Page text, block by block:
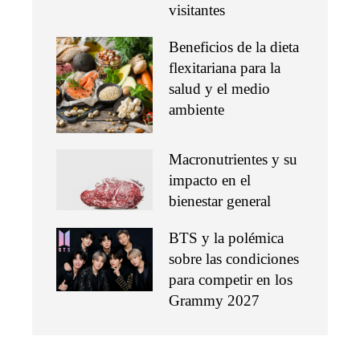
visitantes
Beneficios de la dieta
flexitariana para la
salud y el medio
ambiente
Macronutrientes y su
impacto en el
bienestar general
BTS y la polémica
sobre las condiciones
para competir en los
Grammy 2027